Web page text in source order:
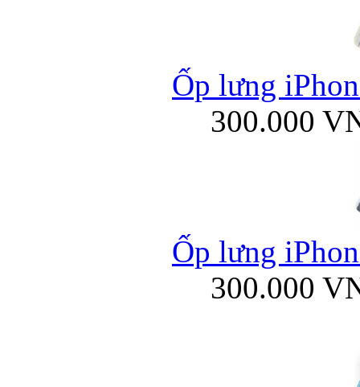
Ốp lưng
300.000
Ốp lưng
300.000